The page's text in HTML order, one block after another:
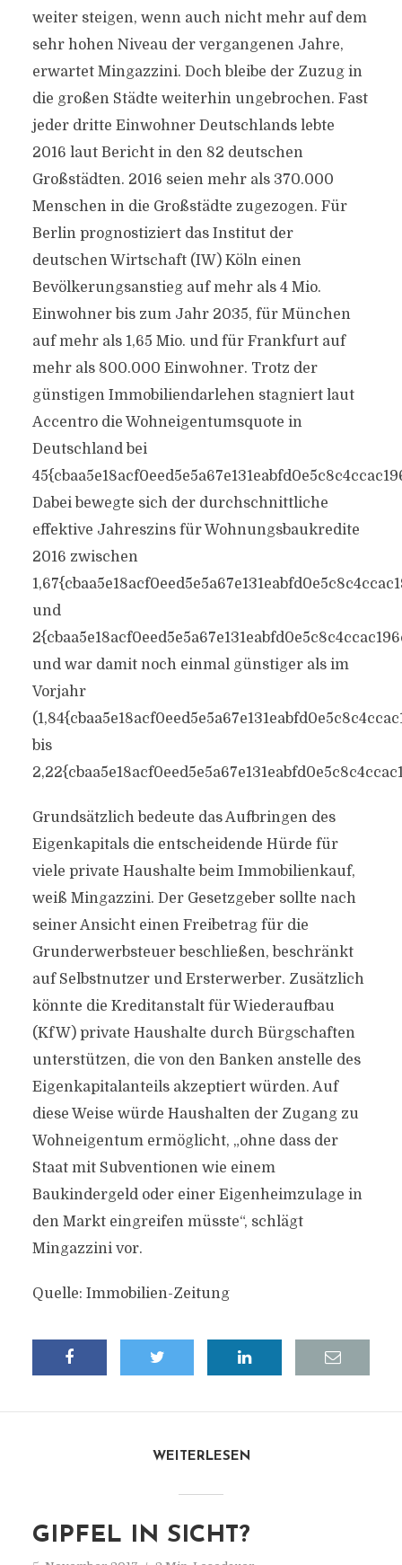
weiter steigen, wenn auch nicht mehr auf dem
sehr hohen Niveau der vergangenen Jahre,
erwartet Mingazzini. Doch bleibe der Zuzug in
die großen Städte weiterhin ungebrochen. Fast
jeder dritte Einwohner Deutschlands lebte
2016 laut Bericht in den 82 deutschen
Großstädten. 2016 seien mehr als 370.000
Menschen in die Großstädte zugezogen. Für
Berlin prognostiziert das Institut der
deutschen Wirtschaft (IW) Köln einen
Bevölkerungsanstieg auf mehr als 4 Mio.
Einwohner bis zum Jahr 2035, für München
auf mehr als 1,65 Mio. und für Frankfurt auf
mehr als 800.000 Einwohner. Trotz der
günstigen Immobiliendarlehen stagniert laut
Accentro die Wohneigentumsquote in
Deutschland bei
Dabei bewegte sich der durchschnittliche
effektive Jahreszins für Wohnungsbaukredite
2016 zwischen
und
und war damit noch einmal günstiger als im
Vorjahr
bis
Grundsätzlich bedeute das Aufbringen des
Eigenkapitals die entscheidende Hürde für
viele private Haushalte beim Immobilienkauf,
weiß Mingazzini. Der Gesetzgeber sollte nach
seiner Ansicht einen Freibetrag für die
Grunderwerbsteuer beschließen, beschränkt
auf Selbstnutzer und Ersterwerber. Zusätzlich
könnte die Kreditanstalt für Wiederaufbau
(KfW) private Haushalte durch Bürgschaften
unterstützen, die von den Banken anstelle des
Eigenkapitalanteils akzeptiert würden. Auf
diese Weise würde Haushalten der Zugang zu
Wohneigentum ermöglicht, „ohne dass der
Staat mit Subventionen wie einem
Baukindergeld oder einer Eigenheimzulage in
den Markt eingreifen müsste“, schlägt
Mingazzini vor.
Quelle: Immobilien-Zeitung
WEITERLESEN
GIPFEL IN SICHT?